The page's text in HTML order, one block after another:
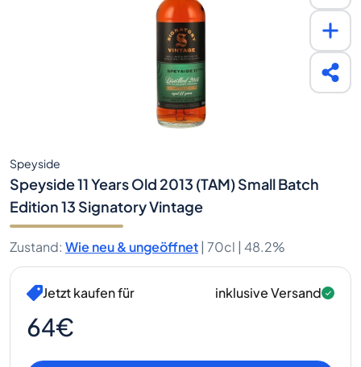
Speyside
Speyside 11 Years Old 2013 (TAM) Small Batch
Edition 13 Signatory Vintage
Zustand: Wie neu & ungeöffnet | 70cl | 48.2%
Jetzt kaufen für
64€
inklusive Versand